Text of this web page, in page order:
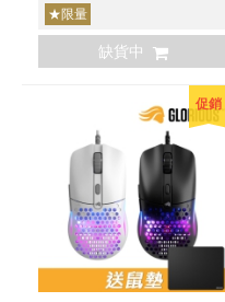
★限量
缺貨中
促銷